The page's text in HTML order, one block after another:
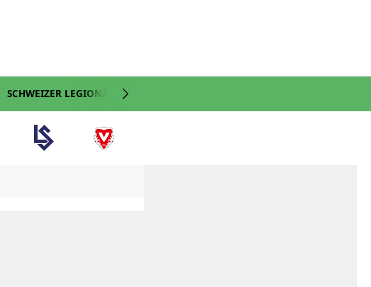
SCHWEIZER LEGIONÄRE NATI